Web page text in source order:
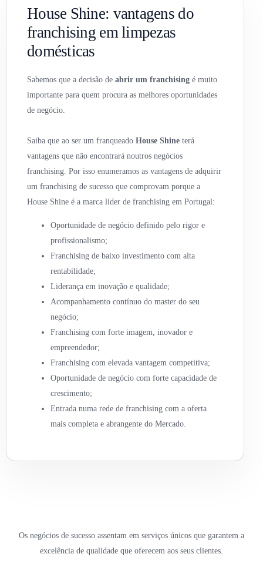
House Shine: vantagens do
franchising em limpezas
domésticas
Sabemos que a decisão de abrir um franchising é muito
importante para quem procura as melhores oportunidades
de negócio.
Saiba que ao ser um franqueado House Shine terá
vantagens que não encontrará noutros negócios
franchising. Por isso enumeramos as vantagens de adquirir
um franchising de sucesso que comprovam porque a
House Shine é a marca líder de franchising em Portugal:
Oportunidade de negócio definido pelo rigor e
profissionalismo;
Franchising de baixo investimento com alta
rentabilidade;
Liderança em inovação e qualidade;
Acompanhamento contínuo do master do seu
negócio;
Franchising com forte imagem, inovador e
empreendedor;
Franchising com elevada vantagem competitiva;
Oportunidade de negócio com forte capacidade de
crescimento;
Entrada numa rede de franchising com a oferta
mais completa e abrangente do Mercado.
Os negócios de sucesso assentam em serviços únicos que garantem a
excelência de qualidade que oferecem aos seus clientes.